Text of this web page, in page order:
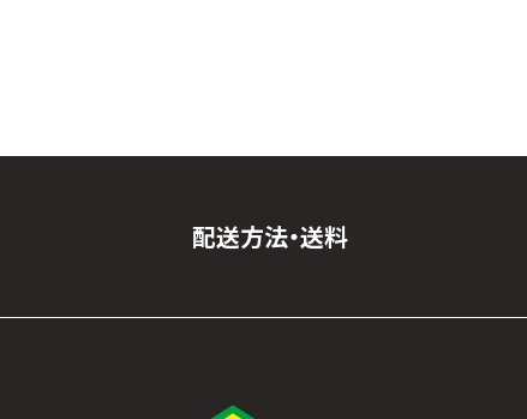
配送方法・送料